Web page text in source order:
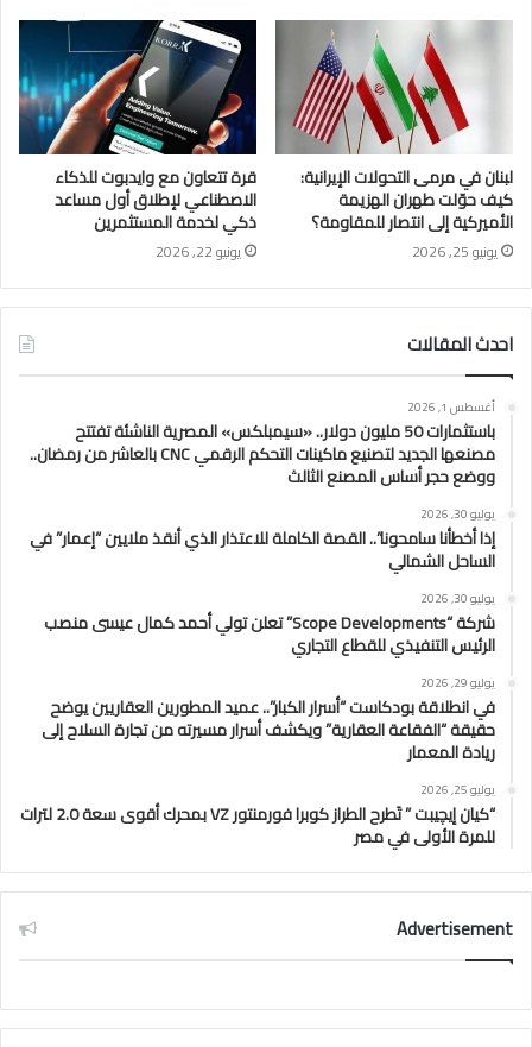
لبنان في مرمى التحولات الإيرانية:
كيف حوّلت طهران الهزيمة
الأميركية إلى انتصار للمقاومة؟
يونيو 25, 2026
قرة تتعاون مع وايدبوت للذكاء
الاصطناعي لإطلاق أول مساعد
ذكي لخدمة المستثمرين
يونيو 22, 2026
احدث المقالات
أغسطس 1, 2026
باستثمارات 50 مليون دولار.. «سيمبلكس» المصرية الناشئة تفتتح
مصنعها الجديد لتصنيع ماكينات التحكم الرقمي CNC بالعاشر من رمضان..
ووضع حجر أساس المصنع الثالث
يوليو 30, 2026
إذا أخطأنا سامحونا”.. القصة الكاملة للاعتذار الذي أنقذ ملايين “إعمار” في
الساحل الشمالي
يوليو 30, 2026
شركة “Scope Developments” تعلن تولي أحمد كمال عيسى منصب
الرئيس التنفيذي للقطاع التجاري
يوليو 29, 2026
في انطلاقة بودكاست “أسرار الكبار”.. عميد المطورين العقاريين يوضح
حقيقة “الفقاعة العقارية” ويكشف أسرار مسيرته من تجارة السلاح إلى
ريادة المعمار
يوليو 25, 2026
“كيان إيچيبت ” تَطرح الطراز كوبرا فورمنتور VZ بمحرك أقوى سعة 2.0 لترات
للمرة الأولى في مصر
Advertisement